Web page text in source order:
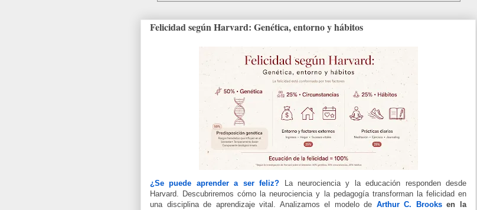
Felicidad según Harvard: Genética, entorno y hábitos
¿Se puede aprender a ser feliz?
La neurociencia y la educación responden desde
Harvard. Descubriremos cómo la neurociencia y la pedagogía transforman la felicidad en
una disciplina de aprendizaje vital. Analizamos el modelo de Arthur C. Brooksen la